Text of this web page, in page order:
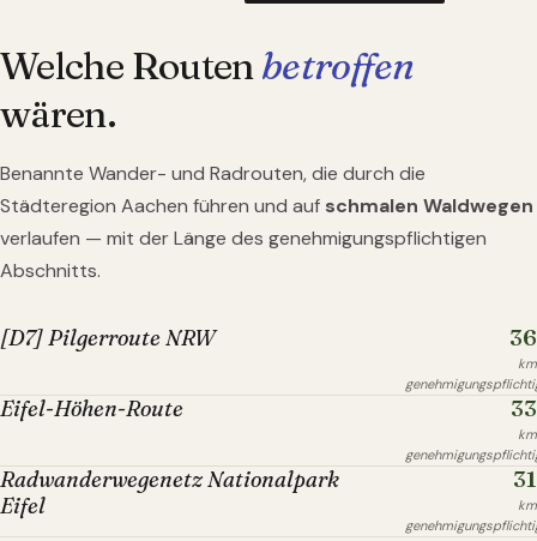
Welche Routenbetroffen
wären.
Benannte Wander- und Radrouten, die durch die
Städteregion Aachen führen und auf schmalen Waldwegen
verlaufen — mit der Länge des genehmigungspflichtigen
Abschnitts.
[D7] Pilgerroute NRW 36
km
Eifel-Höhen-Route 33
km
Radwanderwegenetz Nationalpark
Eifel
31
km